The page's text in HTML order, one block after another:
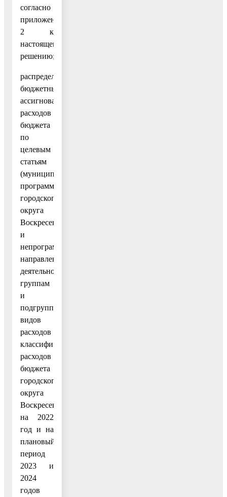
согласно
приложению
2 к
настоящему
решению;
распределение
бюджетных
ассигнований
расходов
бюджета
по
целевым
статьям
(муниципальным
программам
городского
округа
Воскресенск
и
непрограммным
направлениям
деятельности),
группам
и
подгруппам
видов
расходов
классификации
расходов
бюджета
городского
округа
Воскресенск
на 2022
год и на
плановый
период
2023 и
2024
годов